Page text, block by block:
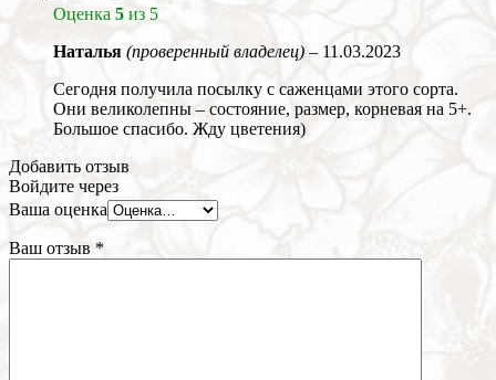
Оценка 5 из 5
Наталья (проверенный владелец) – 11.03.2023
Сегодня получила посылку с саженцами этого сорта.
Они великолепны – состояние, размер, корневая на 5+.
Большое спасибо. Жду цветения)
Добавить отзыв
Войдите через
Ваша оценка
Ваш отзыв *